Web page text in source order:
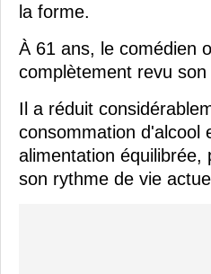
la forme.
À 61 ans, le comédien
complètement revu
Il a réduit
consommation d'alcool
alimentation équilibrée,
son rythme de vie